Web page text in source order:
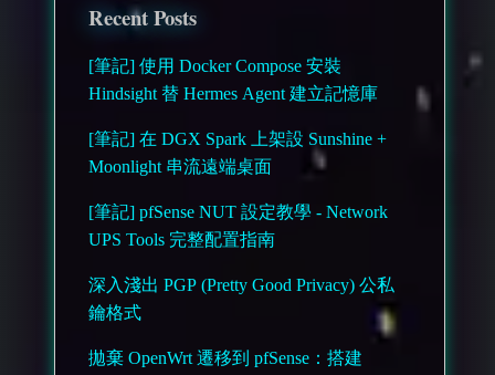
Recent Posts
[筆記] 使用 Docker Compose 安裝
Hindsight 替 Hermes Agent 建立記憶庫
[筆記] 在 DGX Spark 上架設 Sunshine +
Moonlight 串流遠端桌面
[筆記] pfSense NUT 設定教學 - Network
UPS Tools 完整配置指南
深入淺出 PGP (Pretty Good Privacy) 公私
鑰格式
拋棄 OpenWrt 遷移到 pfSense：搭建